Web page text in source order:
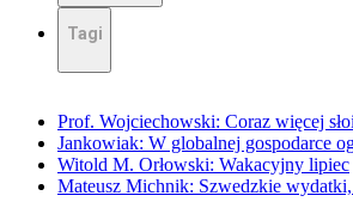
Tagi
Prof. Wojciechowski: Coraz więcej
Jankowiak: W globalnej gospodarce
Witold M. Orłowski: Wakacyjny lipiec
Mateusz Michnik: Szwedzkie